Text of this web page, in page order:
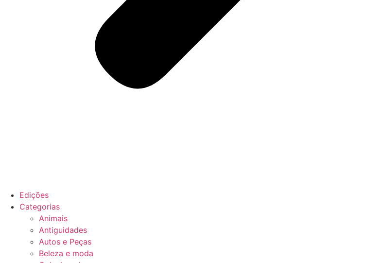
Edições
Categorias
Animais
Antiguidades
Autos e Peças
Beleza e moda